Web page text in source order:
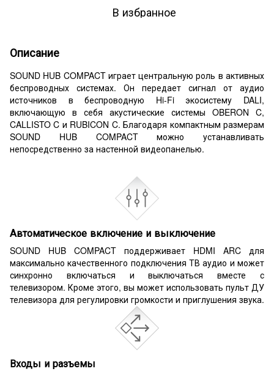
В избранное
Описание
SOUND HUB COMPACT играет центральную роль в активных
беспроводных системах. Он передает сигнал от аудио
источников в беспроводную Hi-Fi экосистему DALI,
включающую в себя акустические системы OBERON C,
CALLISTO C и RUBICON C. Благодаря компактным размерам
SOUND HUB COMPACT можно устанавливать
непосредственно за настенной видеопанелью.
Автоматическое включение и выключение
SOUND HUB COMPACT поддерживает HDMI ARC для
максимально качественного подключения ТВ аудио и может
синхронно включаться и выключаться вместе с
телевизором. Кроме этого, вы может использовать пульт ДУ
телевизора для регулировки громкости и приглушения звука.
Входы и разъемы